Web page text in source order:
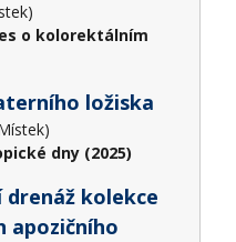
o kolorektálním
ložiska
dny (2025)
kolekce
apozičního